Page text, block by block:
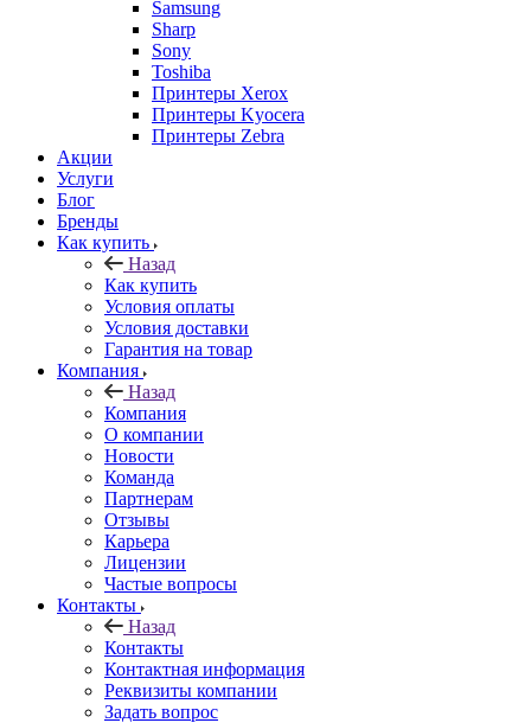
Samsung
Sharp
Sony
Toshiba
Принтеры Xerox
Принтеры Kyocera
Принтеры Zebra
Акции
Услуги
Блог
Бренды
Как купить
Назад
Как купить
Условия оплаты
Условия доставки
Гарантия на товар
Компания
Назад
Компания
О компании
Новости
Команда
Партнерам
Отзывы
Карьера
Лицензии
Частые вопросы
Контакты
Назад
Контакты
Контактная информация
Реквизиты компании
Задать вопрос